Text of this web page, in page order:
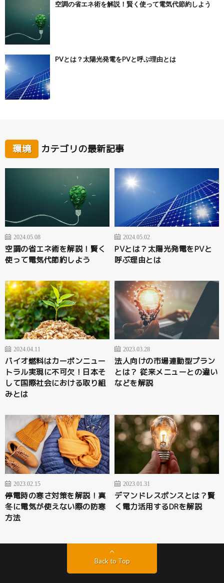
空調の省エネ術を解説！賢く使って電気代節約しよう
PVとは？太陽光発電をPVと呼ぶ理由とは
環境 カテゴリの最新記事
2024.05.08
空調の省エネ術を解説！賢く
使って電気代節約しよう
2024.05.02
PVとは？太陽光発電をPVと
呼ぶ理由とは
2024.04.11
バイオ燃料はカーボンニュー
トラル実現に不可欠！日本そ
して国際社会における取り組
みとは
2023.03.28
法人向けの市場連動型プラン
とは？ 従来メニューとの違い
などを解説
2023.02.15
停電時の寒さ対策を解説！真
冬に電気が使えない際の防寒
方法
2023.01.31
デマンドレスポンスとは？賢
く電力活用するDRを解説
Back to Top